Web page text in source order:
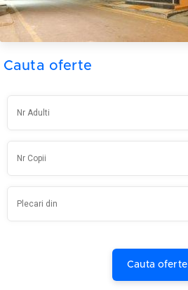
Cauta oferte
Cauta oferte